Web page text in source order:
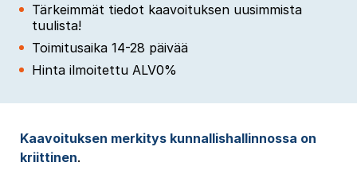
Tärkeimmät tiedot kaavoituksen uusimmista
tuulista!
Toimitusaika 14-28 päivää
Hinta ilmoitettu ALV0%
Kaavoituksen merkitys kunnallishallinnossa on
kriittinen.